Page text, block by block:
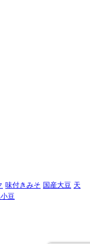
味付きみそ 国産大豆 天
豆